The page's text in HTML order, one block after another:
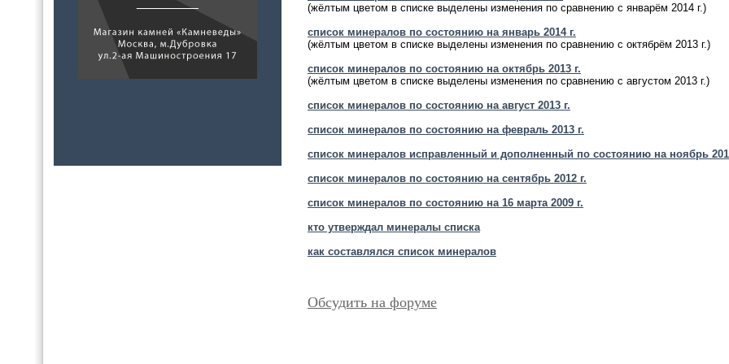
(жёлтым цветом в списке выделены изменения по сравнению с январём 2014 г.)
список минералов по состоянию на январь 2014 г.
(жёлтым цветом в списке выделены изменения по сравнению с октябрём 2013 г.)
список минералов по состоянию на октябрь 2013 г.
(жёлтым цветом в списке выделены изменения по сравнению с августом 2013 г.)
список минералов по состоянию на август 2013 г.
список минералов по состоянию на февраль 2013 г.
список минералов исправленный и дополненный по состоянию на ноябрь
список минералов по состоянию на сентябрь 2012 г.
список минералов по состоянию на 16 марта 2009 г.
кто утверждал минералы списка
как составлялся список минералов
Обсудить на форуме